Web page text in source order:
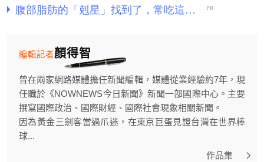
顏得智
編輯記者
曾在兩家網路媒體擔任新聞編輯，媒體從業經驗約7年，現
任職於《NOWNEWS今日新聞》新聞一部國際中心。主要
撰寫國際政治、國際財經、國際社會現象相關新聞。
因為黃金三劍客當過爪迷，在東京巨蛋見證台灣在世界棒
球...
作品集